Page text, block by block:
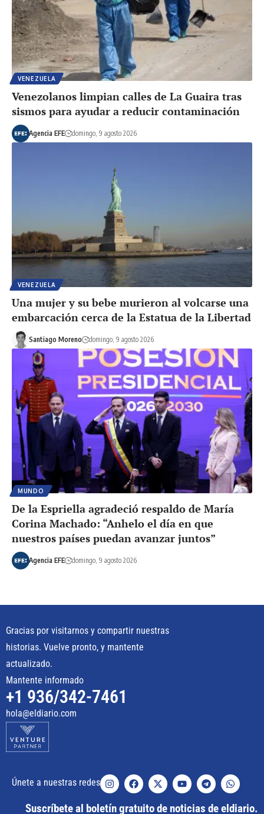
VENEZUELA
Venezolanos limpian calles de La Guaira tras
sismos para ayudar a reducir contaminación
Agencia EFE domingo, 9 agosto 2026
VENEZUELA
Una mujer y su bebe murieron al volcarse una
embarcación cerca de la Estatua de la Libertad
Santiago Moreno domingo, 9 agosto 2026
MUNDO
De la Espriella agradeció respaldo de María
Corina Machado: “Anhelo el día en que
nuestros países puedan avanzar juntos”
Agencia EFE domingo, 9 agosto 2026
Gracias por visitarnos y compartir nuestras
historias. Vuelve pronto, y mantente
actualizado.
Mantente informado
+1 936/342-7461
hola@eldiario.com
Únete a nuestras redes
Suscríbete al boletín gratuito de noticias de eldiario.